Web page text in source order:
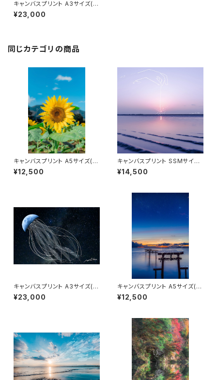
キャンバスプリント A3サイズ(ボ
クだけの特等席)
¥23,000
同じカテゴリの商品
キャンバスプリント A5サイズ(大
好きなのは)
¥12,500
キャンバスプリント SSMサイズ
(線香花火)
¥14,500
キャンバスプリント A3サイズ(海
月)
¥23,000
キャンバスプリント A5サイズ(九
尾と夜明け)
¥12,500